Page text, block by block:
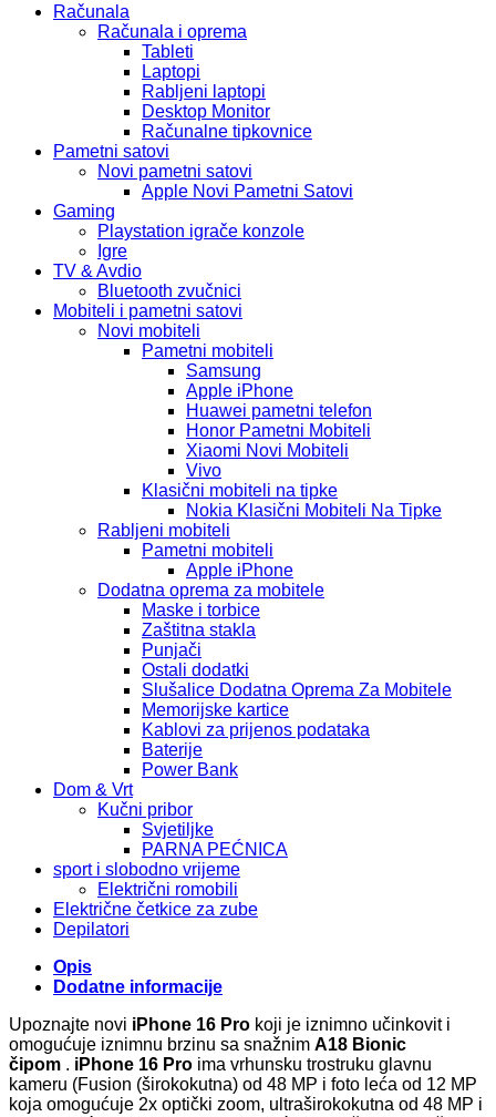
Računala
Računala i oprema
Tableti
Laptopi
Rabljeni laptopi
Desktop Monitor
Računalne tipkovnice
Pametni satovi
Novi pametni satovi
Apple Novi Pametni Satovi
Gaming
Playstation igrače konzole
Igre
TV & Avdio
Bluetooth zvučnici
Mobiteli i pametni satovi
Novi mobiteli
Pametni mobiteli
Samsung
Apple iPhone
Huawei pametni telefon
Honor Pametni Mobiteli
Xiaomi Novi Mobiteli
Vivo
Klasični mobiteli na tipke
Nokia Klasični Mobiteli Na Tipke
Rabljeni mobiteli
Pametni mobiteli
Apple iPhone
Dodatna oprema za mobitele
Maske i torbice
Zaštitna stakla
Punjači
Ostali dodatki
Slušalice Dodatna Oprema Za Mobitele
Memorijske kartice
Kablovi za prijenos podataka
Baterije
Power Bank
Dom & Vrt
Kučni pribor
Svjetiljke
PARNA PEĆNICA
sport i slobodno vrijeme
Električni romobili
Električne četkice za zube
Depilatori
Opis
Dodatne informacije
Upoznajte novi iPhone 16 Pro koji je iznimno učinkovit i
omogućuje iznimnu brzinu sa snažnim A18 Bionic
čipom . iPhone 16 Pro ima vrhunsku trostruku glavnu
kameru (Fusion (širokokutna) od 48 MP i foto leća od 12 MP
koja omogućuje 2x optički zoom, ultraširokokutna od 48 MP i